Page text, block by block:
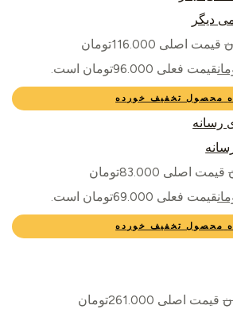
قیمت اصلی 116.000تومان
فعلی 96.000تومان است.
تخفیف خورده
قیمت اصلی 83.000تومان
فعلی 69.000تومان است.
تخفیف خورده
قیمت اصلی 261.000تومان